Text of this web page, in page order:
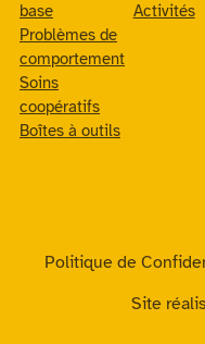
base
Problèmes de
comportement
Soins
coopératifs
Boîtes à outils
Activités
Politique de
Site